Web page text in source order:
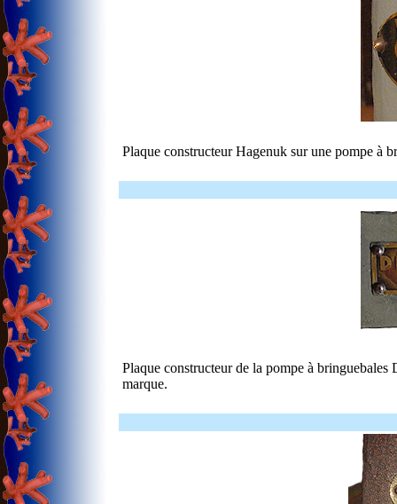
Plaque constructeur Hagenuk sur une pompe à
Plaque constructeur de la pompe à
marque.